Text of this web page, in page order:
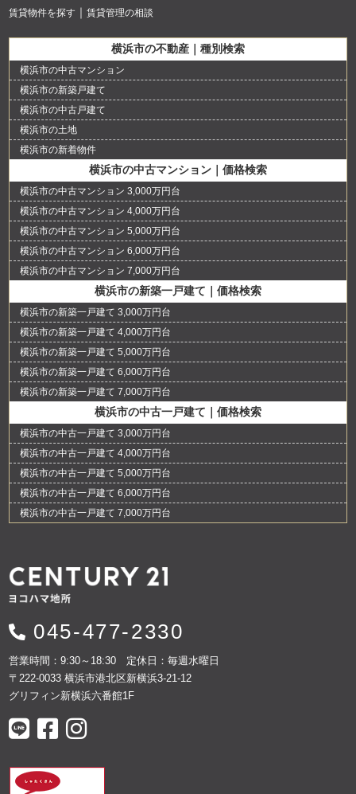
賃貸物件を探す 賃貸管理の相談
横浜市の不動産｜種別検索
横浜市の中古マンション
横浜市の新築戸建て
横浜市の中古戸建て
横浜市の土地
横浜市の新着物件
横浜市の中古マンション｜価格検索
横浜市の中古マンション 3,000万円台
横浜市の中古マンション 4,000万円台
横浜市の中古マンション 5,000万円台
横浜市の中古マンション 6,000万円台
横浜市の中古マンション 7,000万円台
横浜市の新築一戸建て｜価格検索
横浜市の新築一戸建て 3,000万円台
横浜市の新築一戸建て 4,000万円台
横浜市の新築一戸建て 5,000万円台
横浜市の新築一戸建て 6,000万円台
横浜市の新築一戸建て 7,000万円台
横浜市の中古一戸建て｜価格検索
横浜市の中古一戸建て 3,000万円台
横浜市の中古一戸建て 4,000万円台
横浜市の中古一戸建て 5,000万円台
横浜市の中古一戸建て 6,000万円台
横浜市の中古一戸建て 7,000万円台
045-477-2330
営業時間：9:30～18:30 定休日：毎週水曜日
〒222-0033 横浜市港北区新横浜3-21-12
グリフィン新横浜六番館1F